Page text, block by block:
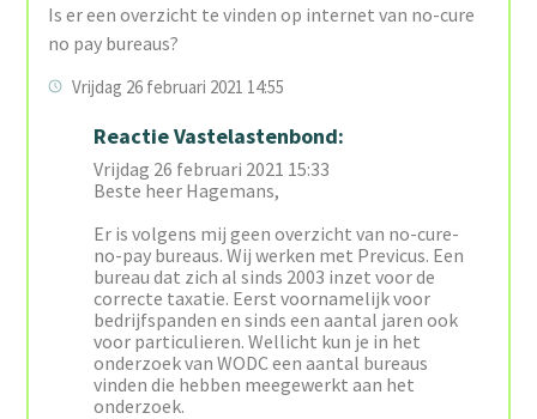
Is er een overzicht te vinden op internet van no-cure
no pay bureaus?
Vrijdag 26 februari 2021 14:55
Reactie Vastelastenbond:
Vrijdag 26 februari 2021 15:33
Beste heer Hagemans,
Er is volgens mij geen overzicht van no-cure-
no-pay bureaus. Wij werken met Previcus. Een
bureau dat zich al sinds 2003 inzet voor de
correcte taxatie. Eerst voornamelijk voor
bedrijfspanden en sinds een aantal jaren ook
voor particulieren. Wellicht kun je in het
onderzoek van WODC een aantal bureaus
vinden die hebben meegewerkt aan het
onderzoek.